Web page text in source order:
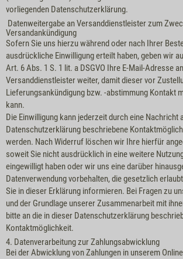
vorliegenden Datenschutzerklärung.
Datenweitergabe an Versanddienstleister zum
Versandankündigung
Sofern Sie uns hierzu während oder nach Ihrer
ausdrückliche Einwilligung erteilt haben, geben wir
Art. 6 Abs. 1 S. 1 lit. a DSGVO Ihre E-Mail-Adresse
Versanddienstleister weiter, damit dieser vor
Lieferungsankündigung bzw. -abstimmung Kontakt
kann.
Die Einwilligung kann jederzeit durch eine Nachricht
Datenschutzerklärung beschriebene
werden. Nach Widerruf löschen wir Ihre hierfür
soweit Sie nicht ausdrücklich in eine weitere
eingewilligt haben oder wir uns eine darüber
Datenverwendung vorbehalten, die gesetzlich
Sie in dieser Erklärung informieren. Bei Fragen zu
und der Grundlage unserer Zusammenarbeit mit
bitte an die in dieser Datenschutzerklärung
Kontaktmöglichkeit.
4. Datenverarbeitung zur Zahlungsabwicklung
Bei der Abwicklung von Zahlungen in unserem